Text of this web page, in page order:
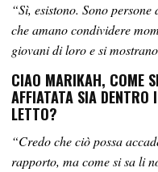
“Sì, esistono. Sono
che amano condividere
giovani di loro e si
CIAO MARIKAH, COME
AFFIATATA SIA
LETTO?
“Credo che ciò possa
rapporto, ma come si sa li